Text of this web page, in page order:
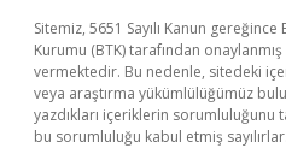
Sitemiz, 5651 Sayılı Kanun
Kurumu (BTK) tarafından
vermektedir. Bu nedenle, sitedeki
veya araştırma yükümlülüğümüz
yazdıkları içeriklerin sorumluluğunu
bu sorumluluğu kabul etmiş sayılırlar.